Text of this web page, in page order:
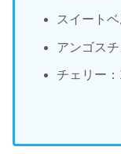
スイート
アンゴス
チェリー：